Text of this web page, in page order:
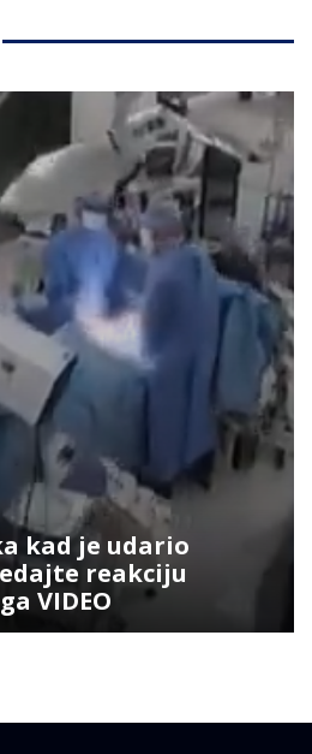
kad je udario
reakciju
VIDEO